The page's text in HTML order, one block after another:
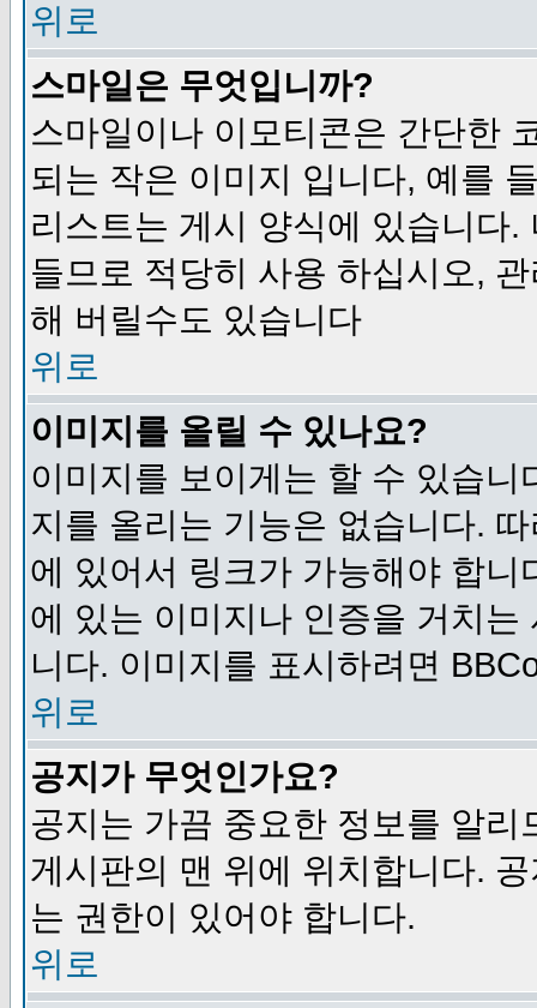
위로
스마일은 무엇입니까?
스마일이나 이모티콘은 간단한
되는 작은 이미지 입니다, 예를
리스트는 게시 양식에 있습니다
들므로 적당히 사용 하십시오,
해 버릴수도 있습니다
위로
이미지를 올릴 수 있나요?
이미지를 보이게는 할 수 있습
지를 올리는 기능은 없습니다.
에 있어서 링크가 가능해야 합
에 있는 이미지나 인증을 거치
니다. 이미지를 표시하려면
위로
공지가 무엇인가요?
공지는 가끔 중요한 정보를 알
게시판의 맨 위에 위치합니다.
는 권한이 있어야 합니다.
위로